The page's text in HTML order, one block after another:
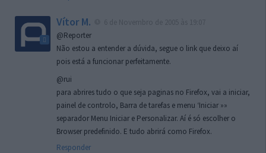
Vítor M.
@Reporter
Não estou a entender a dúvida, segue o link que deixo aí
pois está a funcionar perfeitamente.
@rui
para abrires tudo o que seja paginas no Firefox, vai a iniciar,
painel de controlo, Barra de tarefas e menu ‘Iniciar »»
separador Menu Iniciar e Personalizar. Aí é só escolher o
Browser predefinido. E tudo abrirá como Firefox.
Responder